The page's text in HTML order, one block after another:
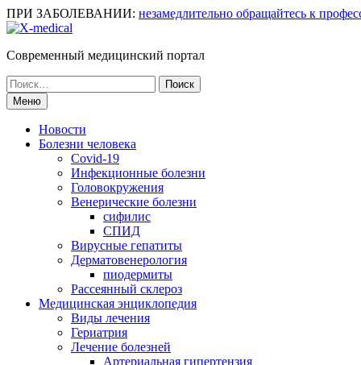
Перейти
к
ПРИ ЗАБОЛЕВАНИИ: незамедлительно обращайтесь к
Современный медицинский портал
Поиск
по:Меню
Новости
Болезни человека
Covid-19
Инфекционные болезни
Головокружения
Венерические болезни
сифилис
СПИД
Вирусные гепатиты
Дерматовенерология
пиодермиты
Рассеянный склероз
Медицинская энциклопедия
Виды лечения
Гериатрия
Лечение болезней
Артериальная гипертензия